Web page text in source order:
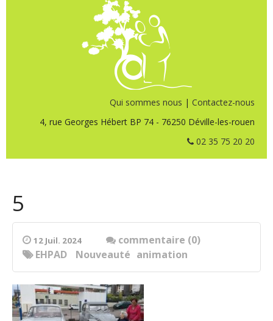
Qui sommes nous | Contactez-nous
4, rue Georges Hébert BP 74 - 76250 Déville-les-rouen
02 35 75 20 20
5
12 Juil. 2024
commentaire (0)
animation
EHPAD Nouveauté